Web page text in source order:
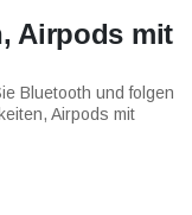
Airpods mit
Bluetooth und folgen
Airpods mit